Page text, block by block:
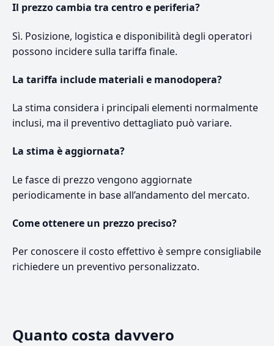
Il prezzo cambia tra centro e periferia?
Sì. Posizione, logistica e disponibilità degli operatori
possono incidere sulla tariffa finale.
La tariffa include materiali e manodopera?
La stima considera i principali elementi normalmente
inclusi, ma il preventivo dettagliato può variare.
La stima è aggiornata?
Le fasce di prezzo vengono aggiornate
periodicamente in base all’andamento del mercato.
Come ottenere un prezzo preciso?
Per conoscere il costo effettivo è sempre consigliabile
richiedere un preventivo personalizzato.
Quanto costa davvero